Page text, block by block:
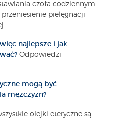
czoła codziennym
pielęgnacji
najlepsze i jak
Odpowiedzi
mogą być
mężczyzn?
olejki eteryczne są